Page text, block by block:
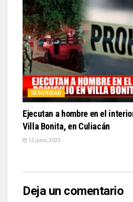
SEGURIDAD
Ejecutan a hombre en el
Villa Bonita, en Culiacán
12 junio, 2025
Deja un comentario